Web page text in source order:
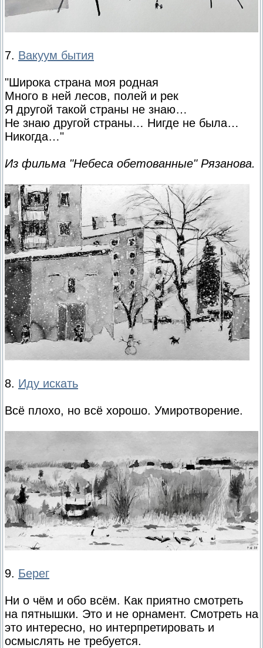
7. Вакуум бытия
"Широка страна моя родная
Много в ней лесов, полей и рек
Я другой такой страны не знаю…
Не знаю другой страны… Нигде не была…
Никогда…"
Из фильма "Небеса обетованные" Рязанова.
8. Иду искать
Всё плохо, но всё хорошо. Умиротворение.
9. Берег
Ни о чём и обо всём. Как приятно смотреть
на пятнышки. Это и не орнамент. Смотреть на
это интересно, но интерпретировать и
осмыслять не требуется.